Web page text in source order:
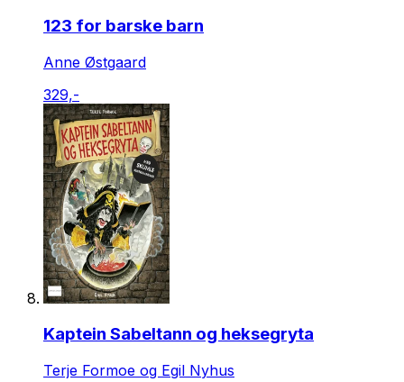
123 for barske barn
Anne Østgaard
329,-
Kaptein Sabeltann og heksegryta
Terje Formoe og Egil Nyhus